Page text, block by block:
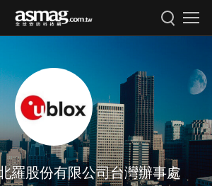
羅股份有限公司台灣辦事處